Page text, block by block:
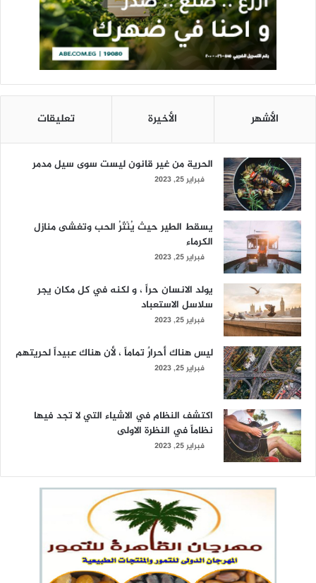
الأشهر الأخيرة تعليقات
الحرية من غير قانون ليست سوى سيل مدمر
فبراير 25, 2023
يسقط الطير حيث يُنْثَرُ الحب وتغشى منازل
الكرماء
فبراير 25, 2023
يولد الانسان حراً ، و لكنه في كل مكان يجر
سلاسل الاستعباد
فبراير 25, 2023
ليس هناك أحرارٌ تماماً ، لأن هناك عبيداً لحريتهم
فبراير 25, 2023
اكتشف النظام في الاشياء التي لا تجد فيها
نظاماً في النظرة الاولى
فبراير 25, 2023